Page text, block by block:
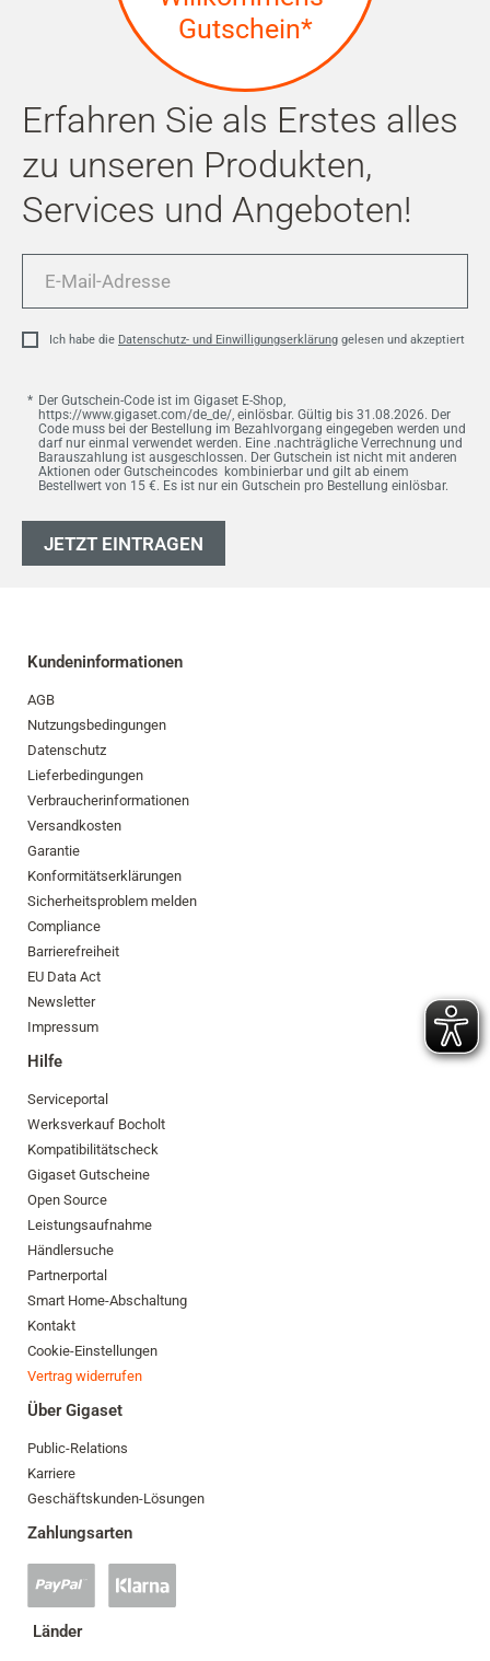
Gutschein*
Erfahren Sie als Erstes alles
zu unseren Produkten,
Services und Angeboten!
Mail-
Ich habe die Datenschutz- und Einwilligungserklärung gelesen und akzeptiert
Der Gutschein-Code ist im Gigaset E-Shop,
https://www.gigaset.com/de_de/, einlösbar. Gültig bis 31.08.2026. Der
Code muss bei der Bestellung im Bezahlvorgang eingegeben werden und
darf nur einmal verwendet werden. Eine .nachträgliche Verrechnung und
Barauszahlung ist ausgeschlossen. Der Gutschein ist nicht mit anderen
Aktionen oder Gutscheincodes kombinierbar und gilt ab einem
Bestellwert von 15 €. Es ist nur ein Gutschein pro Bestellung einlösbar.
JETZT EINTRAGEN
Kundeninformationen
AGB
Nutzungsbedingungen
Datenschutz
Lieferbedingungen
Verbraucherinformationen
Versandkosten
Garantie
Konformitätserklärungen
Sicherheitsproblem melden
Compliance
Barrierefreiheit
EU Data Act
Newsletter
Impressum
Hilfe
Serviceportal
Werksverkauf Bocholt
Kompatibilitätscheck
Gigaset Gutscheine
Open Source
Leistungsaufnahme
Händlersuche
Partnerportal
Smart Home-Abschaltung
Kontakt
Cookie-Einstellungen
Vertrag widerrufen
Über Gigaset
Public-Relations
Karriere
Geschäftskunden-Lösungen
Zahlungsarten
Zahlung
Zahlung
Länder